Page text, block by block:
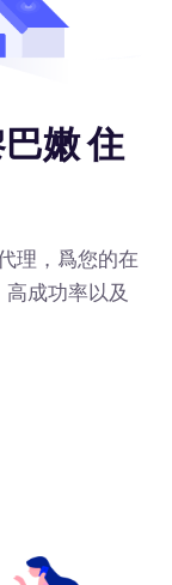
嫩 住
理，爲您的在
成功率以及